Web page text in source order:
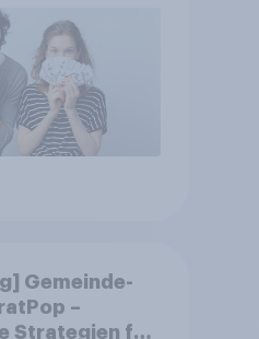
Gemeinde-
–
Strategien für